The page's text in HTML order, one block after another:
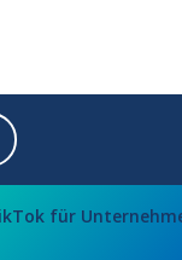
für